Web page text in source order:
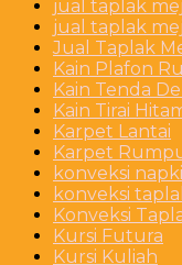
jual taplak
jual taplak
Jual Taplak
Kain Plafon
Kain Tenda
Kain Tirai
Karpet Lantai
Karpet
konveksi
konveksi
Konveksi
Kursi Futura
Kursi Kuliah